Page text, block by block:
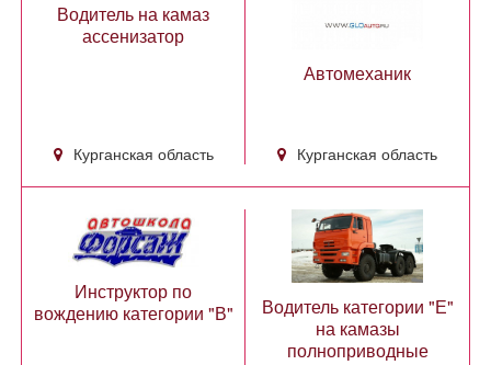
Водитель на камаз
ассенизатор
Курганская область
Автомеханик
Курганская область
Инструктор по
вождению категории "В"
Водитель категории "Е"
на камазы
полноприводные